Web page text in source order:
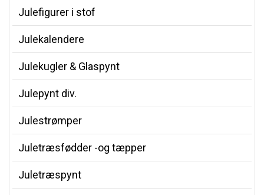
Julefigurer i stof
Julekalendere
Julekugler & Glaspynt
Julepynt div.
Julestrømper
Juletræsfødder -og tæpper
Juletræspynt